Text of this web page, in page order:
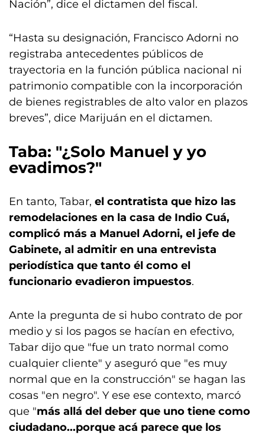
Nación”, dice el dictamen del fiscal.
“Hasta su designación, Francisco Adorni no
registraba antecedentes públicos de
trayectoria en la función pública nacional ni
patrimonio compatible con la incorporación
de bienes registrables de alto valor en plazos
breves”, dice Marijuán en el dictamen.
Taba: "¿Solo Manuel y yo
evadimos?"
En tanto, Tabar, el contratista que hizo las
remodelaciones en la casa de Indio Cuá,
complicó más a Manuel Adorni, el jefe de
Gabinete, al admitir en una entrevista
periodística que tanto él como el
funcionario evadieron impuestos.
Ante la pregunta de si hubo contrato de por
medio y si los pagos se hacían en efectivo,
Tabar dijo que "fue un trato normal como
cualquier cliente" y aseguró que "es muy
normal que en la construcción" se hagan las
cosas "en negro". Y ese ese contexto, marcó
que "más allá del deber que uno tiene como
ciudadano...porque acá parece que los